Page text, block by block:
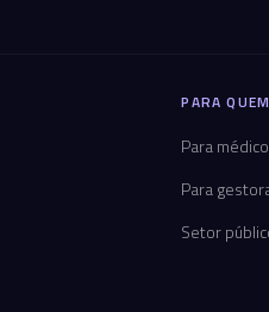
PARA
Para
Para
Setor